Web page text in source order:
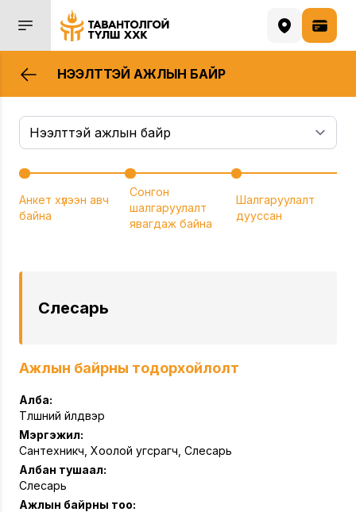
НЭЭЛТТЭЙ АЖЛЫН БАЙР
Анкет хүлээн авч
байна
Сонгон
шалгаруулалт
явагдаж байна
Шалгаруулалт
дууссан
Слесарь
Ажлын байрны тодорхойлолт
Алба:
Түлшний үйлдвэр
Мэргэжил:
Сантехникч, Хоолой угсрагч, Слесарь
Албан тушаал:
Слесарь
Ажлын байрны тоо: